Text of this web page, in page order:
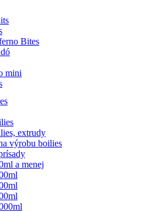
Bites
mini
extrudy
výrobu boilies
a menej